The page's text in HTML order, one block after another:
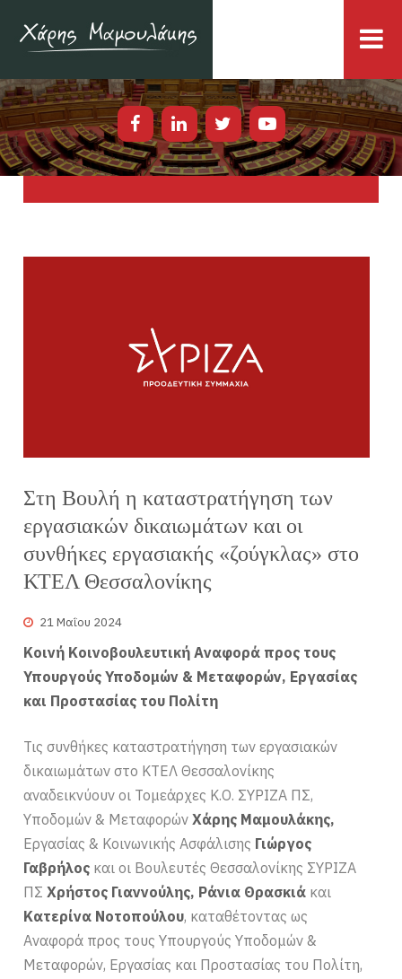
Στη Βουλή η καταστρατήγηση των
εργασιακών δικαιωμάτων και οι
συνθήκες εργασιακής «ζούγκλας» στο
ΚΤΕΛ Θεσσαλονίκης
21 Μαΐου 2024
Κοινή Κοινοβουλευτική Αναφορά προς τους
Υπουργούς Υποδομών & Μεταφορών, Εργασίας
και Προστασίας του Πολίτη
Τις συνθήκες καταστρατήγηση των εργασιακών
δικαιωμάτων στο ΚΤΕΛ Θεσσαλονίκης
αναδεικνύουν οι Τομεάρχες Κ.Ο. ΣΥΡΙΖΑ ΠΣ,
Υποδομών & ΜεταφορώνΧάρης Μαμουλάκης,
Εργασίας & Κοινωνικής Ασφάλισης Γιώργος
Γαβρήλος και οι Βουλευτές Θεσσαλονίκης ΣΥΡΙΖΑ
ΠΣ Χρήστος Γιαννούλης, Ράνια Θρασκιά και
Κατερίνα Νοτοπούλου, καταθέτοντας ως
Αναφορά προς τους Υπουργούς Υποδομών &
Μεταφορών, Εργασίας και Προστασίας του Πολίτη,